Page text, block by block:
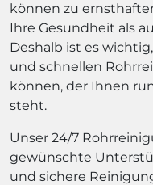
können zu
Ihre Gesundheit als
Deshalb ist es
und schnellen
können, der Ihnen
steht.
Unser 24/7
gewünschte
und sichere